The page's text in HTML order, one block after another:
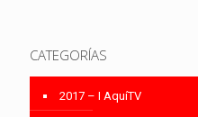
CATEGORÍAS
2017 – I AquíTV